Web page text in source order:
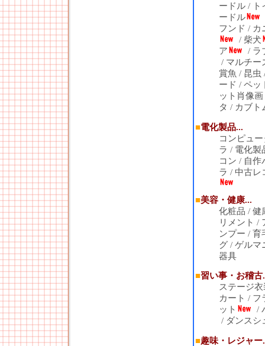
ードル /
ードル
フンド / カ
/ 柴犬
ア
/ ラ
/ マルチー
賞魚 / 昆虫
ード / ペッ
ット肖像画
タ / カブト
■電化製品...
コンピュ
ラ / 電化製
コン / 自作
ラ / 中古レ
■美容・健康...
化粧品 / 健
リメント /
ンプー / 育
グ / ゲルマ
器具
■習い事・お稽古
ステージ衣
カート / フ
ット
/
/ ダンスシ
■趣味・レジャー